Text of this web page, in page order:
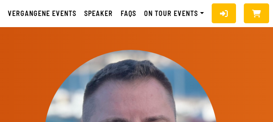
VERGANGENE EVENTS SPEAKER FAQS ON TOUR EVENTS